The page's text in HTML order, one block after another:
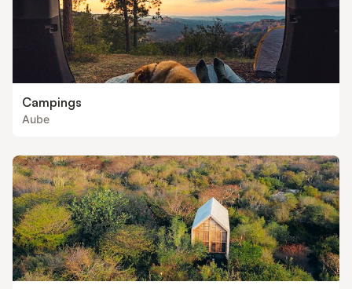
Campings
Aube